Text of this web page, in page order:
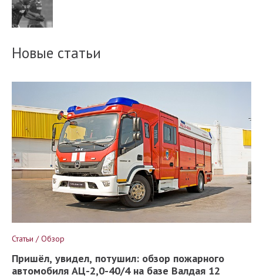
Новые статьи
Статьи / Обзор
Пришёл, увидел, потушил: обзор пожарного
автомобиля АЦ-2,0-40/4 на базе Валдая 12